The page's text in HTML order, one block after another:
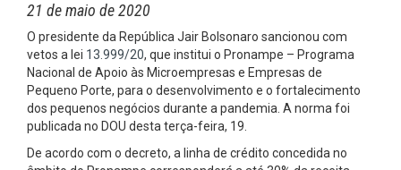
21 de maio de 2020
O presidente da República Jair Bolsonaro sancionou com
vetos a lei 13.999/20, que institui o Pronampe – Programa
Nacional de Apoio às Microempresas e Empresas de
Pequeno Porte, para o desenvolvimento e o fortalecimento
dos pequenos negócios durante a pandemia. A norma foi
publicada no DOU desta terça-feira, 19.
De acordo com o decreto, a linha de crédito concedida no